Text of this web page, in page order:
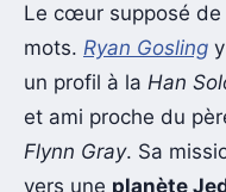
Le cœur supposé de
mots. Ryan Gosling
un profil à la Han
et ami proche du
Flynn Gray. Sa
vers une planète